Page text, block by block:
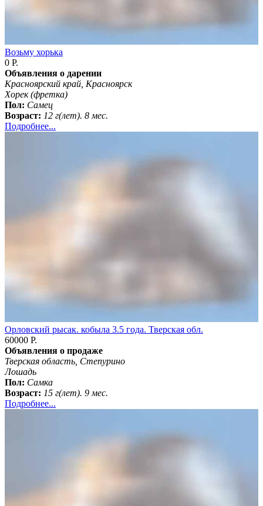
Возьму хорька
0 Р.
Объявления о дарении
Красноярский край, Красноярск
Хорек (фретка)
Пол: Самец
Возраст: 12 г(лет). 8 мес.
Подробнее...
Орловский рысак. кобыла 3.5 года. Тверская обл.
60000 Р.
Объявления о продаже
Тверская область, Степурино
Лошадь
Пол: Самка
Возраст: 15 г(лет). 9 мес.
Подробнее...